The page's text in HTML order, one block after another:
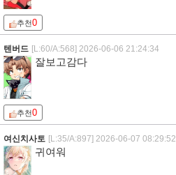
추천0
텐버드 [L:60/A:568] 2026-06-06 21:24:34
잘보고감다
추천0
여신치사토 [L:35/A:897] 2026-06-07 08:29:52
귀여워